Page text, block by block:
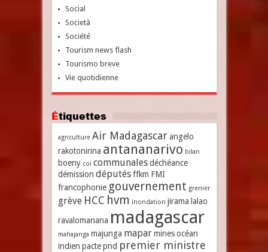
Social
Società
Société
Tourism news flash
Tourismo breve
Vie quotidienne
Étiquettes
agriculture Air Madagascar angelo
rakotonirina antananarivo bilan
boeny coi communales déchéance
démission députés ffkm FMI
francophonie gouvernement grenier
grève HCC hvm inondation jirama lalao
ravalomanana madagascar
mahajanga majunga mapar mines océan
indien pacte pnd premier ministre